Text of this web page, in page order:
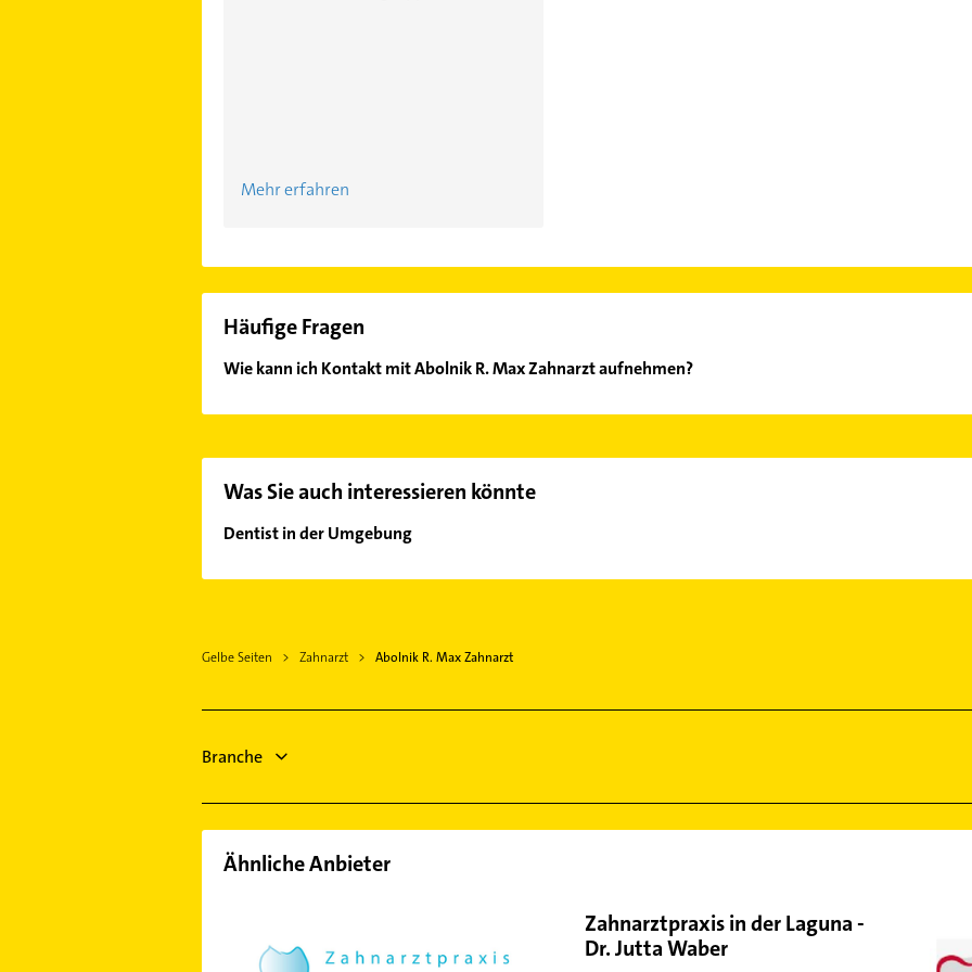
Mehr erfahren
Häufige Fragen
Wie kann ich Kontakt mit Abolnik R. Max Zahnarzt aufnehmen?
Was Sie auch interessieren könnte
Dentist in der Umgebung
Vöhringen Iller
Laupheim
Gelbe Seiten Zahnarzt Abolnik R. Max Zahnarzt
Branche
Ähnliche Anbieter
Zahnarztpraxis in der Laguna -
Dr. Jutta Waber